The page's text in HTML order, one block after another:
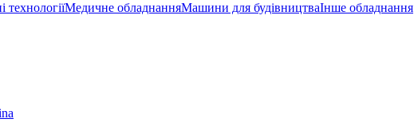
технологіїМедичне обладнанняМашини для будівництваІнше обладнання